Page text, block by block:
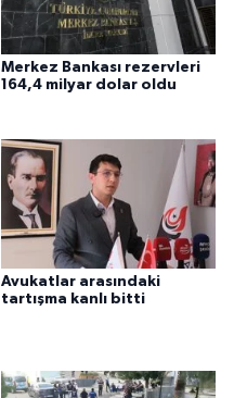
Merkez Bankası rezervleri
164,4 milyar dolar oldu
Avukatlar arasındaki
tartışma kanlı bitti